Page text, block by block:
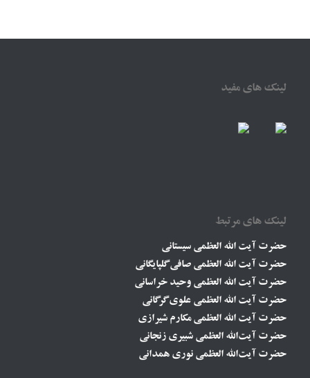
لینک های مفید
لینک های مرتبط
حضرت آیت الله العظمی سیستانی
حضرت آیت الله العظمی صافی گلپایگانی
حضرت آیت الله العظمی وحید خراسانی
حضرت آیت الله العظمی علوی گرگانی
حضرت آیت الله العظمی مکارم شیرازی
حضرت آیت‌الله العظمی شبیری زنجانی
حضرت آیت‌الله العظمی نوری همدانی